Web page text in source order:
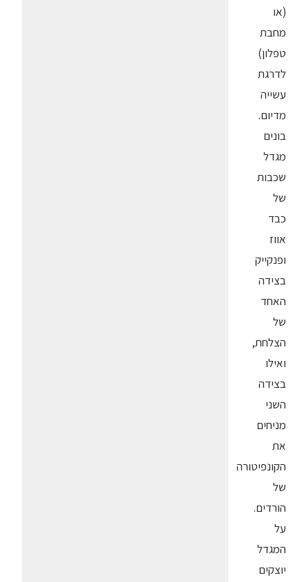
(או
מחבת
טפלון)
לדרגת
עשייה
מדיום.
בונים
מגדל
שכבות
של
כבד
אווז
ופנקייק
בצידה
האחד
של
הצלחת,
ואילו
בצידה
השני
מניחים
את
הקונפיטורה
של
הורדים.
על
המגדל
יוצקים